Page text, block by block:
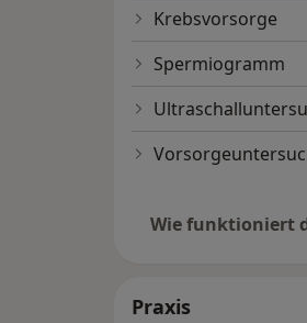
Krebsvorsorge
Spermiogramm
Wie funktioniert
Praxis